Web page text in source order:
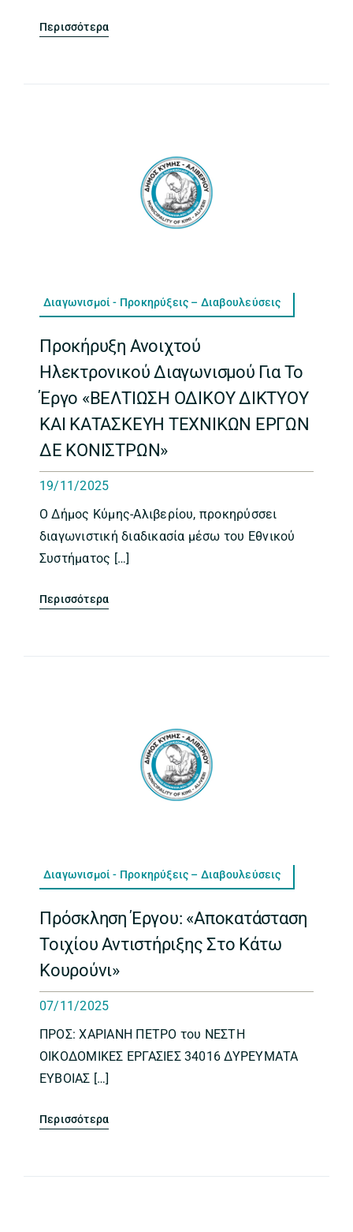
Περισσότερα
Διαγωνισμοί - Προκηρύξεις – Διαβουλεύσεις
Προκήρυξη Ανοιχτού
Ηλεκτρονικού Διαγωνισμού Για Το
Έργο «ΒΕΛΤΙΩΣΗ ΟΔΙΚΟΥ ΔΙΚΤΥΟΥ
ΚΑΙ ΚΑΤΑΣΚΕΥΗ ΤΕΧΝΙΚΩΝ ΕΡΓΩΝ
ΔΕ ΚΟΝΙΣΤΡΩΝ»
19/11/2025
Ο Δήμος Κύμης-Αλιβερίου, προκηρύσσει
διαγωνιστική διαδικασία μέσω του Εθνικού
Συστήματος […]
Περισσότερα
Διαγωνισμοί - Προκηρύξεις – Διαβουλεύσεις
Πρόσκληση Έργου: «Αποκατάσταση
Τοιχίου Αντιστήριξης Στο Κάτω
Κουρούνι»
07/11/2025
ΠΡΟΣ: ΧΑΡΙΑΝΗ ΠΕΤΡΟ του ΝΕΣΤΗ
ΟΙΚΟΔΟΜΙΚΕΣ ΕΡΓΑΣΙΕΣ 34016 ΔΥΡΕΥΜΑΤΑ
ΕΥΒΟΙΑΣ […]
Περισσότερα